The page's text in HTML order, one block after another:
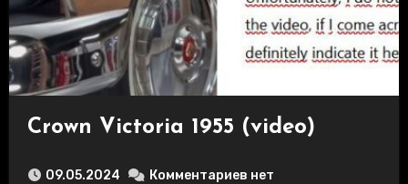
Crown Victoria 1955 (video)
09.05.2024 Комментариев нет